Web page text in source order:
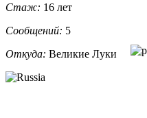
Стаж: 16 лет
Сообщений: 5
Откуда: Великие Луки